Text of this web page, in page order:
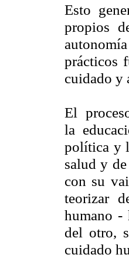
Esto
propios
prácticos
cuidado y
El
la
política y
salud y
con su
teorizar
humano -
del otro,
cuidado